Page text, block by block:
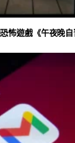
怖遊戲《午夜晚